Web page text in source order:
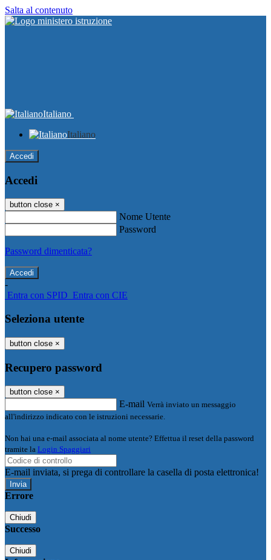
Salta al contenuto
Italiano
Italiano
Accedi
Accedi
button close ×
Nome Utente
Password
Password dimenticata?
-
Entra con SPID Entra con CIE
Seleziona utente
button close ×
Recupero password
button close ×
E-mail Verrà inviato un messaggio
all'indirizzo indicato con le istruzioni necessarie.
Non hai una e-mail associata al nome utente? Effettua il reset della password
tramite la Login Spaggiari
E-mail inviata, si prega di controllare la casella di posta elettronica!
Errore
Chiudi
Successo
Chiudi